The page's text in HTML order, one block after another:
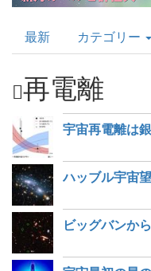
AstroArts
Topics
最新 カテゴリー
再電離
宇宙再電離は
ビッグバンか